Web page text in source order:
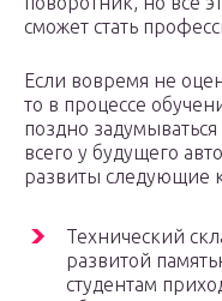
сможет стать
Если вовремя не
то в процессе
поздно
всего у будущего
развиты следующие
Технический
развитой
студентам